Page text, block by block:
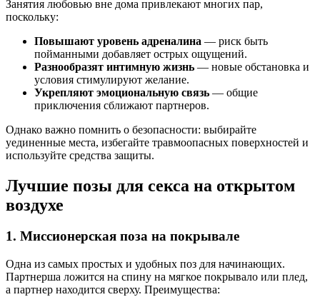
Занятия любовью вне дома привлекают многих пар,
поскольку:
Повышают уровень адреналина — риск быть
пойманными добавляет острых ощущений.
Разнообразят интимную жизнь — новые обстановка и
условия стимулируют желание.
Укрепляют эмоциональную связь — общие
приключения сближают партнеров.
Однако важно помнить о безопасности: выбирайте
уединенные места, избегайте травмоопасных поверхностей и
используйте средства защиты.
Лучшие позы для секса на открытом
воздухе
1. Миссионерская поза на покрывале
Одна из самых простых и удобных поз для начинающих.
Партнерша ложится на спину на мягкое покрывало или плед,
а партнер находится сверху. Преимущества: